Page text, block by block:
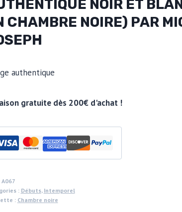
NOIR ET
CHAMBRE NOIRE) PAR
authentique
gratuite dès 200€ d'achat !
A067
: Débuts, Intemporel
: Chambre noire